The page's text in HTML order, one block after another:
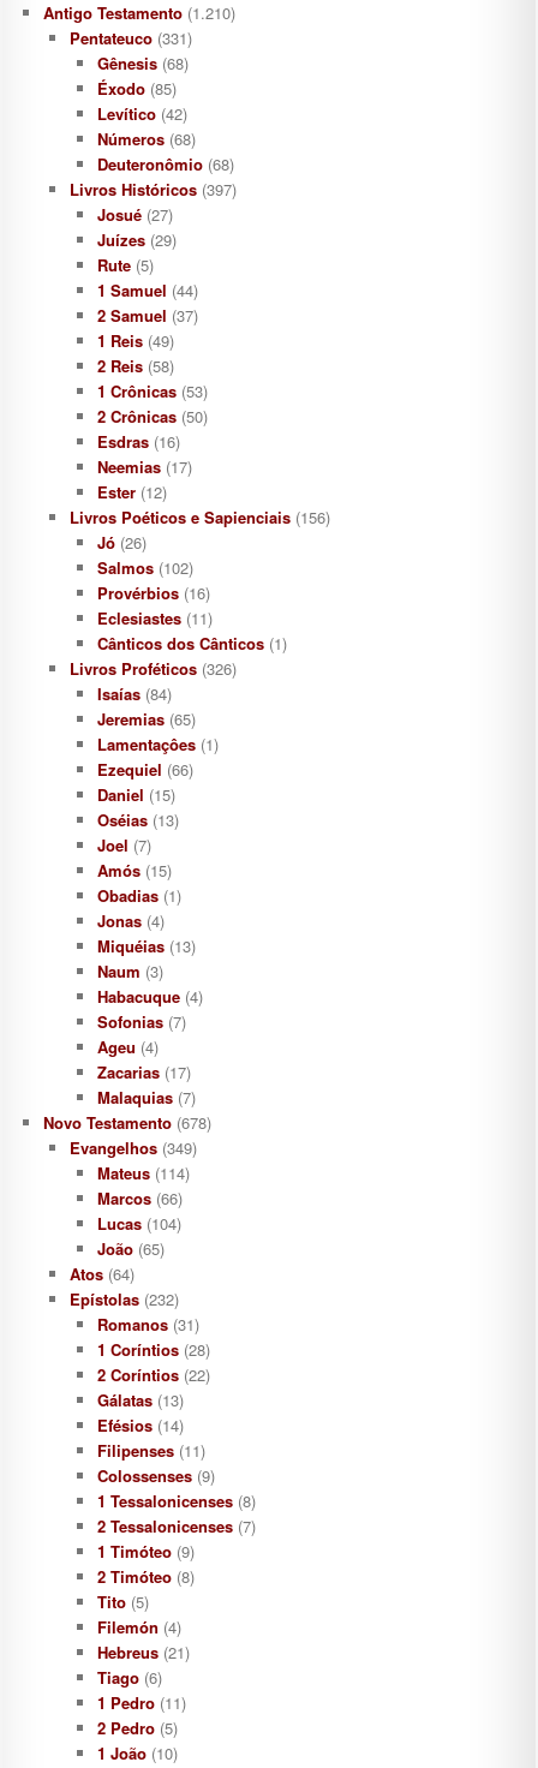
Antigo Testamento(1.210)
Pentateuco (331)
Gênesis(68)
Éxodo(85)
Levítico(42)
Números(68)
Deuteronômio(68)
Livros Históricos (397)
Josué(27)
Juízes(29)
Rute(5)
1 Samuel (44)
2 Samuel (37)
1 Reis(49)
2 Reis(58)
1 Crônicas(53)
2 Crônicas(50)
Esdras(16)
Neemias(17)
Ester(12)
Livros Poéticos e Sapienciais (156)
Jó(26)
Salmos(102)
Provérbios(16)
Eclesiastes(11)
Cânticos dos Cânticos(1)
Livros Proféticos (326)
Isaías(84)
Jeremias(65)
Lamentaçôes(1)
Ezequiel (66)
Daniel (15)
Oséias(13)
Joel (7)
Amós(15)
Obadias(1)
Jonas(4)
Miquéias(13)
Naum (3)
Habacuque(4)
Sofonias(7)
Ageu (4)
Zacarias(17)
Malaquias(7)
Novo Testamento(678)
Evangelhos (349)
Mateus(114)
Marcos(66)
Lucas(104)
João(65)
Atos (64)
Epístolas (232)
Romanos(31)
1 Coríntios(28)
2 Coríntios(22)
Gálatas(13)
Efésios(14)
Filipenses(11)
Colossenses(9)
1 Tessalonicenses(8)
2 Tessalonicenses(7)
1 Timóteo(9)
2 Timóteo(8)
Tito(5)
Filemón (4)
Hebreus(21)
Tiago(6)
1 Pedro(11)
2 Pedro(5)
1 João(10)